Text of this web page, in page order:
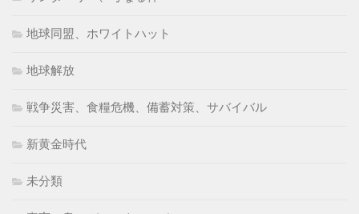
地球同盟、ホワイトハット
地球解放
戦争災害、食糧危機、備蓄対策、サバイバル
新黄金時代
未分類